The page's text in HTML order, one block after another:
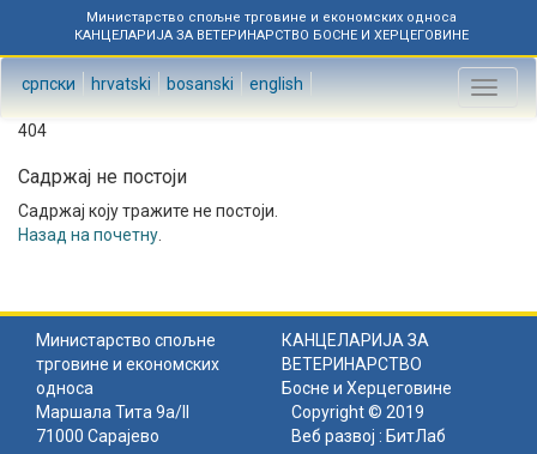
Министарство спољне трговине и економских односа
КАНЦЕЛАРИЈА ЗА ВЕТЕРИНАРСТВО БОСНЕ И ХЕРЦЕГОВИНЕ
српски hrvatski bosanski english
Toggle
404
Садржај не постоји
Садржај коју тражите не постоји.
Назад на почетну
Министарство спољне
трговине и економских
односа
КАНЦЕЛАРИЈА ЗА
ВЕТЕРИНАРСТВО
Босне и Херцеговине
Маршала Тита 9а/II
71000 Сарајево
Copyright © 2019
Веб развој : БитЛаб